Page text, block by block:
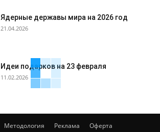
Ядерные державы мира на 2026 год
21.04.2026
Идеи подарков на 23 февраля
11.02.2026
Методология Реклама Оферта